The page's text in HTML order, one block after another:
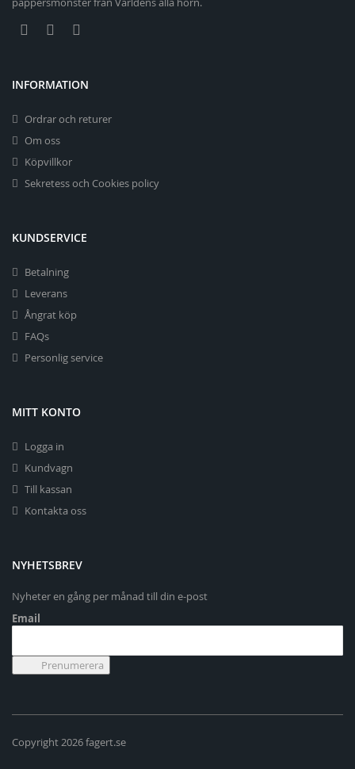
INFORMATION
Ordrar och returer
Om oss
Köpvillkor
Sekretess och Cookies policy
KUNDSERVICE
Betalning
Leverans
Ångrat köp
FAQs
Personlig service
MITT KONTO
Logga in
Kundvagn
Till kassan
Kontakta oss
NYHETSBREV
Nyheter en gång per månad till din e-post
Email
Copyright 2026 fagert.se